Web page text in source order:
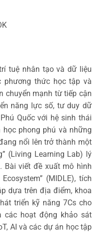
tuệ nhân tạo và dữ liệu
phương thức học tập và
chuyển mạnh từ tiếp cận
năng lực số, tư duy dữ
Quốc với hệ sinh thái
phong phú và những
nổi lên trở thành một
(Living Learning Lab) lý
Bài viết đề xuất mô hình
(MIDLE), tích
dựa trên địa điểm, khoa
triển kỹ năng 7Cs cho
các hoạt động khảo sát
AI và các dự án học tập